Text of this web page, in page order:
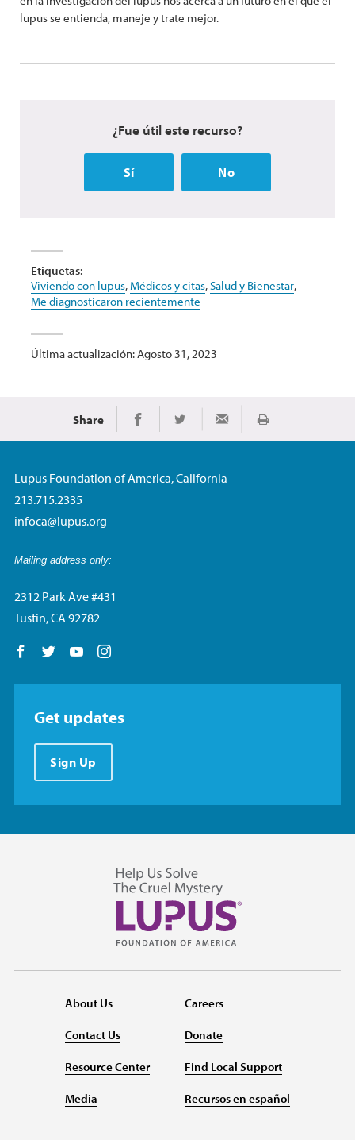
lupus se entienda, maneje y trate mejor.
¿Fue útil este recurso?
Sí No
Etiquetas:
Viviendo con lupus, Médicos y citas,Salud y Bienestar,
Me diagnosticaron recientemente
Última actualización: Agosto 31, 2023
Share Share on Facebook
Share on TwitterShare via EmailImprimir
Lupus Foundation of America, California
213.715.2335
infoca@lupus.org
Mailing address only:
2312 Park Ave #431
Tustin, CA 92782
Follow us on Facebook
Follow us on Twitter
Follow us on YouTube
Get updates
Sign Up
About Us
Contact Us
Resource Center
Media
Careers
Donate
Find Local Support
Recursos en español